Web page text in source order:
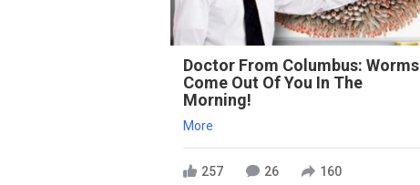
Doctor From Columbus: Worms
Come Out Of You In The
Morning!
More
257 26 160